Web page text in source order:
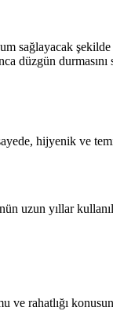
sağlayacak
düzgün durmasını
hijyenik ve
uzun yıllar
ve rahatlığı